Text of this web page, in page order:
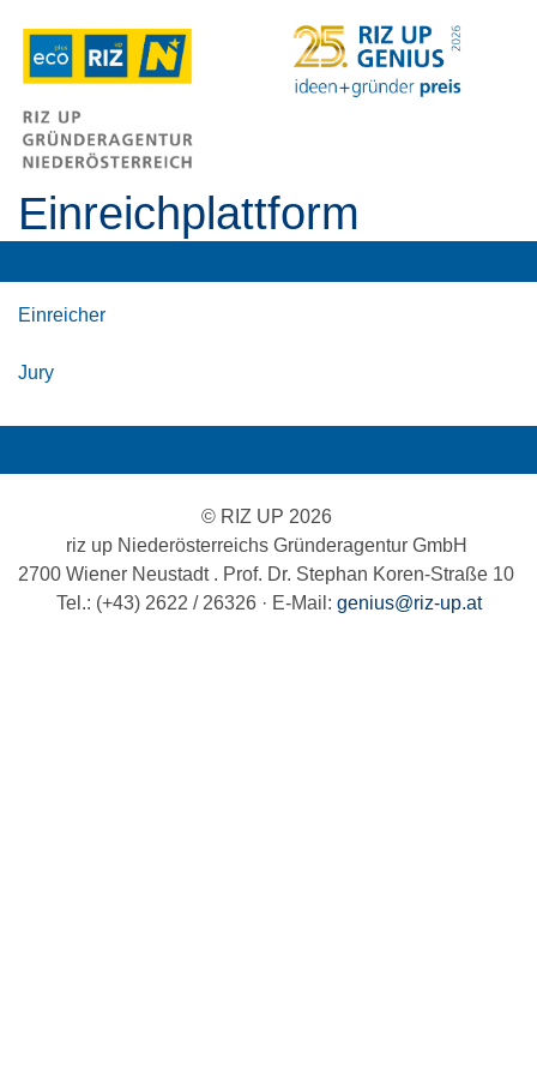
Einreichplattform
Einreicher
Jury
© RIZ UP 2026
riz up Niederösterreichs Gründeragentur GmbH
2700 Wiener Neustadt . Prof. Dr. Stephan Koren-Straße 10
Tel.: (+43) 2622 / 26326 · E-Mail: genius@riz-up.at